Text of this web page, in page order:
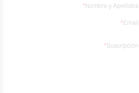
*Nombre y Apellidos:
*Email:
*Suscripción: